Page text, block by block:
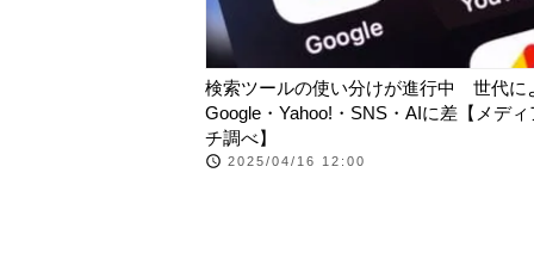
検索ツールの使い分けが進行中 世代に
Google・Yahoo!・SNS・AIに差【メデ
チ調べ】
2025/04/16 12:00